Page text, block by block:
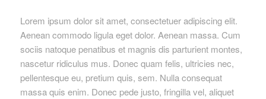
Lorem ipsum dolor sit amet, consectetuer adipiscing elit.
Aenean commodo ligula eget dolor. Aenean massa. Cum
sociis natoque penatibus et magnis dis parturient montes,
nascetur ridiculus mus. Donec quam felis, ultricies nec,
pellentesque eu, pretium quis, sem. Nulla consequat
massa quis enim. Donec pede justo, fringilla vel, aliquet